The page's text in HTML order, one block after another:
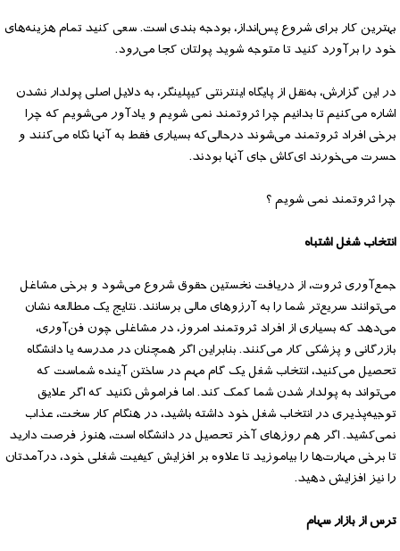
بهترین کار برای شروع پس‌انداز، بودجه بندی است. سعی کنید تمام هزینه‌های
خود را برآورد کنید تا متوجه شوید پولتان کجا می‌رود.
در این گزارش، به‌نقل از پایگاه اینترنتی کیپلینگر، به دلایل اصلی پولدار نشدن
اشاره می‌کنیم تا بدانیم چرا ثروتمند نمی شویم و یادآور می‌شویم که چرا
برخی افراد ثروتمند می‌شوند درحالی‌که بسیاری فقط به آنها نگاه می‌کنند و
حسرت می‌خورند ای‌کاش جای آنها بودند.
چرا ثروتمند نمی شویم ؟
انتخاب شغل اشتباه
جمع‌آوری ثروت، از دریافت نخستین حقوق شروع می‌شود و برخی مشاغل
می‌توانند سریع‌تر شما را به آرزوهای مالی برسانند. نتایج یک مطالعه نشان
می‌دهد که بسیاری از افراد ثروتمند امروز، در مشاغلی چون فن‌آوری،
بازرگانی و پزشکی کار می‌کنند. بنابراین اگر همچنان در مدرسه یا دانشگاه
تحصیل می‌کنید، انتخاب شغل یک گام مهم در ساختن آینده شماست که
می‌تواند به پولدار شدن شما کمک کند. اما فراموش نکنید که اگر علایق
توجیه‌پذیری در انتخاب شغل خود داشته باشید، در هنگام کار سخت، عذاب
نمی‌کشید. اگر هم روزهای آخر تحصیل در دانشگاه است، هنوز فرصت دارید
تا برخی مهارت‌ها را بیاموزید تا علاوه بر افزایش کیفیت شغلی خود، درآمدتان
را نیز افزایش دهید.
ترس از بازار سهام